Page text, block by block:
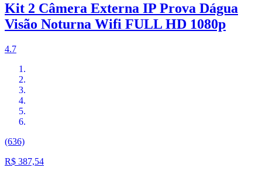
Kit 2 Câmera Externa IP Prova Dágua
Visão Noturna Wifi FULL HD 1080p
4.7
(636)
R$ 387,54